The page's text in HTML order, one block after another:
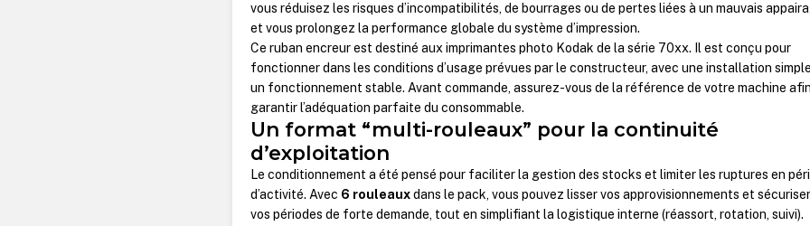
vous réduisez les risques d’incompatibilités, de bourrages ou de pertes liées à un mauvais
et vous prolongez la performance globale du système d’impression.
Ce ruban encreur est destiné aux imprimantes photo Kodak de la série 70xx. Il est conçu pour
fonctionner dans les conditions d’usage prévues par le constructeur, avec une installation
un fonctionnement stable. Avant commande, assurez-vous de la référence de votre machine
garantir l’adéquation parfaite du consommable.
Un format “multi-rouleaux” pour la continuité
d’exploitation
Le conditionnement a été pensé pour faciliter la gestion des stocks et limiter les ruptures en
d’activité. Avec 6 rouleauxdans le pack, vous pouvez lisser vos approvisionnements et sécuriser
vos périodes de forte demande, tout en simplifiant la logistique interne (réassort, rotation, suivi).